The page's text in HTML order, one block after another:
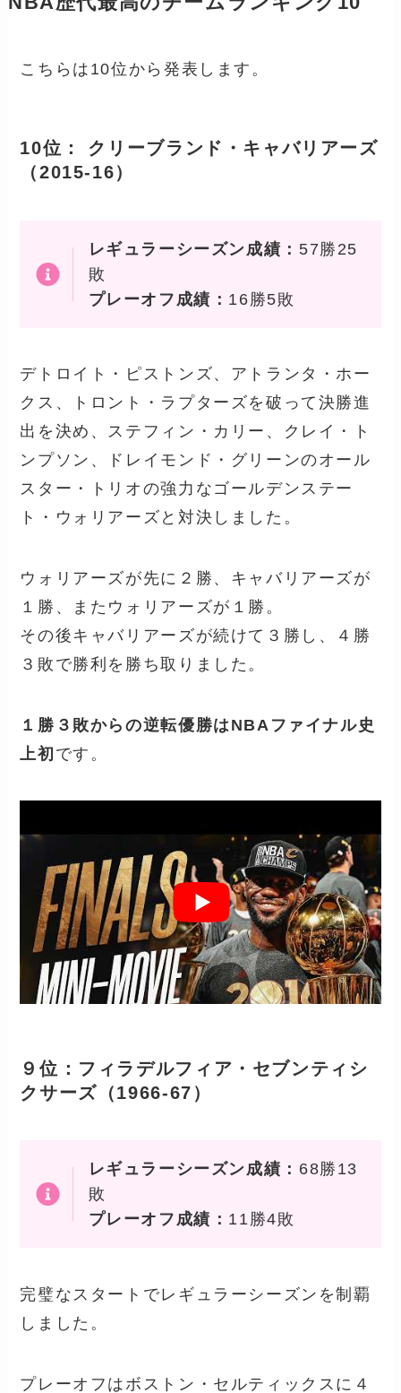
こちらは10位から発表します。
10位： クリーブランド・キャバリアーズ
（2015-16）
レギュラーシーズン成績： 57勝25
敗
プレーオフ成績： 16勝5敗
デトロイト・ピストンズ、アトランタ・ホー
クス、トロント・ラプターズを破って決勝進
出を決め、ステフィン・カリー、クレイ・ト
ンプソン、ドレイモンド・グリーンのオール
スター・トリオの強力なゴールデンステー
ト・ウォリアーズと対決しました。
ウォリアーズが先に２勝、キャバリアーズが
１勝、またウォリアーズが１勝。
その後キャバリアーズが続けて３勝し、４勝
３敗で勝利を勝ち取りました。
１勝３敗からの逆転優勝はNBAファイナル史
上初 です。
９位：フィラデルフィア・セブンティシ
クサーズ（1966-67）
レギュラーシーズン成績： 68勝13
敗
プレーオフ成績： 11勝4敗
完璧なスタートでレギュラーシーズンを制覇
しました。
プレーオフはボストン・セルティックスに４